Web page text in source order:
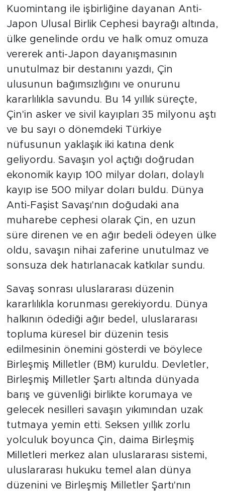
Kuomintang ile işbirliğine dayanan Anti-
Japon Ulusal Birlik Cephesi bayrağı altında,
ülke genelinde ordu ve halk omuz omuza
vererek anti-Japon dayanışmasının
unutulmaz bir destanını yazdı, Çin
ulusunun bağımsızlığını ve onurunu
kararlılıkla savundu. Bu 14 yıllık süreçte,
Çin'in asker ve sivil kayıpları 35 milyonu aştı
ve bu sayı o dönemdeki Türkiye
nüfusunun yaklaşık iki katına denk
geliyordu. Savaşın yol açtığı doğrudan
ekonomik kayıp 100 milyar doları, dolaylı
kayıp ise 500 milyar doları buldu. Dünya
Anti-Faşist Savaşı'nın doğudaki ana
muharebe cephesi olarak Çin, en uzun
süre direnen ve en ağır bedeli ödeyen ülke
oldu, savaşın nihai zaferine unutulmaz ve
sonsuza dek hatırlanacak katkılar sundu.
Savaş sonrası uluslararası düzenin
kararlılıkla korunması gerekiyordu. Dünya
halkının ödediği ağır bedel, uluslararası
topluma küresel bir düzenin tesis
edilmesinin önemini gösterdi ve böylece
Birleşmiş Milletler (BM) kuruldu. Devletler,
Birleşmiş Milletler Şartı altında dünyada
barış ve güvenliği birlikte korumaya ve
gelecek nesilleri savaşın yıkımından uzak
tutmaya yemin etti. Seksen yıllık zorlu
yolculuk boyunca Çin, daima Birleşmiş
Milletleri merkez alan uluslararası sistemi,
uluslararası hukuku temel alan dünya
düzenini ve Birleşmiş Milletler Şartı'nın